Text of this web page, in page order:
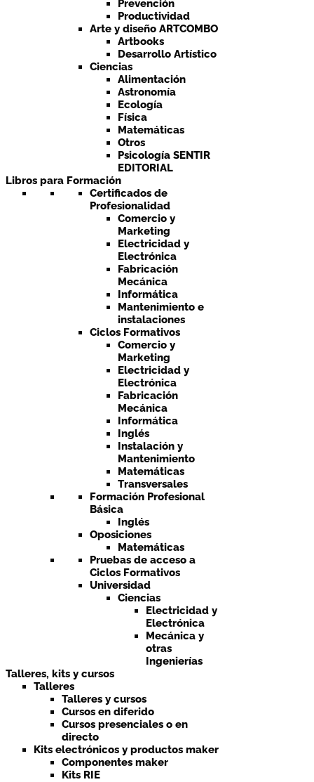
Prevención
Productividad
Arte y diseño ARTCOMBO
Artbooks
Desarrollo Artístico
Ciencias
Alimentación
Astronomía
Ecología
Física
Matemáticas
Otros
Psicología SENTIR
EDITORIAL
Libros para Formación
Certificados de
Profesionalidad
Comercio y
Marketing
Electricidad y
Electrónica
Fabricación
Mecánica
Informática
Mantenimiento e
instalaciones
Ciclos Formativos
Comercio y
Marketing
Electricidad y
Electrónica
Fabricación
Mecánica
Informática
Inglés
Instalación y
Mantenimiento
Matemáticas
Transversales
Formación Profesional
Básica
Inglés
Oposiciones
Matemáticas
Pruebas de acceso a
Ciclos Formativos
Universidad
Ciencias
Electricidad y
Electrónica
Mecánica y
otras
Ingenierías
Talleres, kits y cursos
Talleres
Talleres y cursos
Cursos en diferido
Cursos presenciales o en
directo
Kits electrónicos y productos maker
Componentes maker
Kits RIE